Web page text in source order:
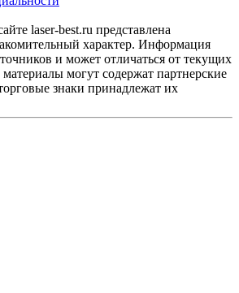
laser-best.ru представлена
характер. Информация
и может отличаться от текущих
могут содержат партнерские
знаки принадлежат их